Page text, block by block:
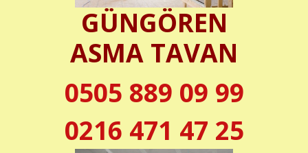
GÜNGÖREN
ASMA TAVAN
0505 889 09 99
0216 471 47 25